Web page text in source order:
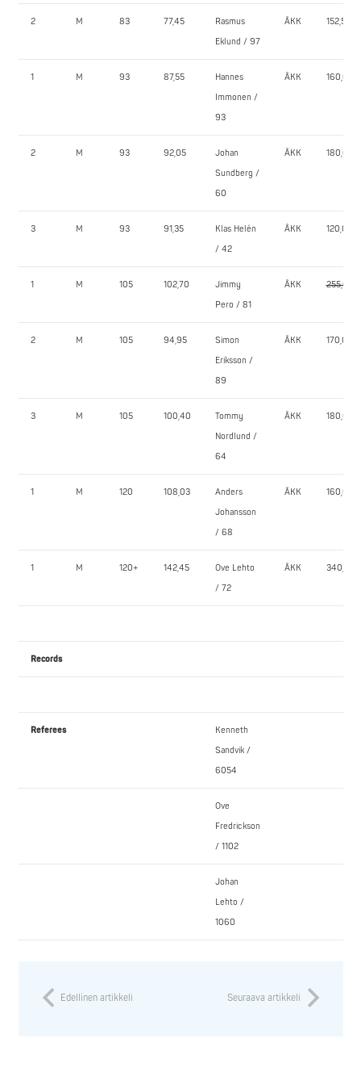
2 M 83 77,45
Rasmus
Eklund / 97
ÅKK 152,5
1 M 93 87,55
Hannes
Immonen /
93
ÅKK 160,0
2 M 93 92,05
Johan
Sundberg /
60
ÅKK 180,0
3 M 93 91,35
Klas Helén
/ 42
ÅKK 120,0
1 M 105 102,70
Jimmy
Pero / 81
ÅKK 255,0
2 M 105 94,95
Simon
Eriksson /
89
ÅKK 170,0
3 M 105 100,40
Tommy
Nordlund /
64
ÅKK 180,0
1 M 120 108,03
Anders
Johansson
/ 68
ÅKK 160,0
1 M 120+ 142,45
Ove Lehto
/ 72
ÅKK 340,0
Records
Referees
Kenneth
Sandvik /
6054
Ove
Fredrickson
/ 1102
Johan
Lehto /
1060
Edellinen artikkeli Seuraava artikkeli